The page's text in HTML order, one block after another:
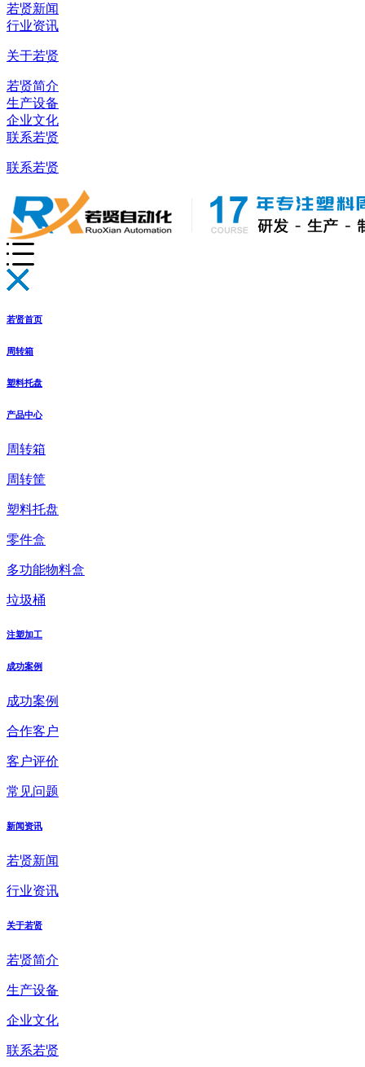
若贤新闻
行业资讯
关于若贤
若贤简介
生产设备
企业文化
联系若贤
联系若贤
若贤首页
周转箱
塑料托盘
产品中心
周转箱
周转筐
塑料托盘
零件盒
多功能物料盒
垃圾桶
注塑加工
成功案例
成功案例
合作客户
客户评价
常见问题
新闻资讯
若贤新闻
行业资讯
关于若贤
若贤简介
生产设备
企业文化
联系若贤